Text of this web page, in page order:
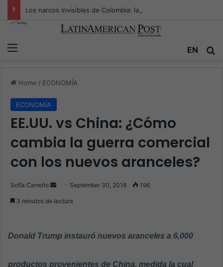
EN
Home / ECONOMÍA
ECONOMÍA
EE.UU. vs China: ¿Cómo
cambia la guerra comercial
con los nuevos aranceles?
Sofía Carreño
a
September 30, 2018 196
3 minutos de lectura
Donald Trump instauró nuevos aranceles a 6,000
productos provenientes de China, medida la cual